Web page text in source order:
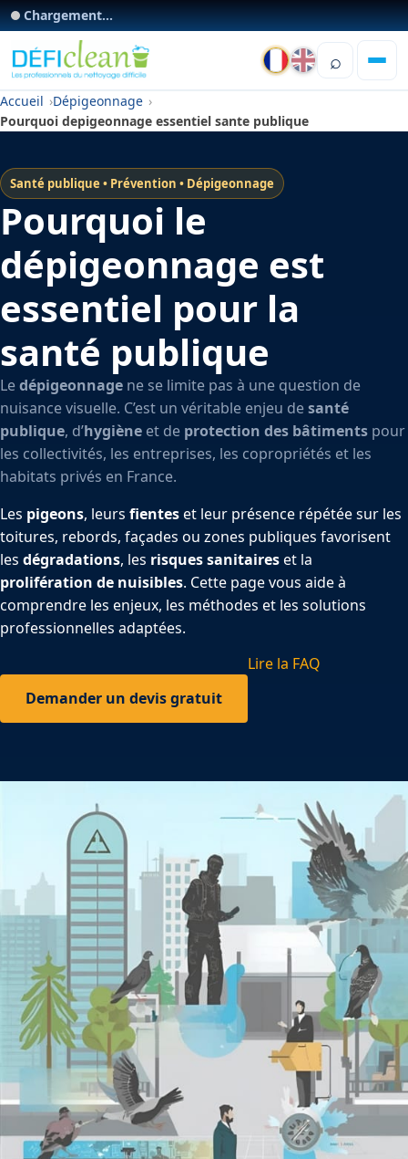
Chargement...
⌕
Accueil
Dépigeonnage
Pourquoi depigeonnage essentiel sante publique
Santé publique • Prévention • Dépigeonnage
Pourquoi le
dépigeonnage est
essentiel pour la
santé publique
Ledépigeonnage ne se limite pas à une question de
nuisance visuelle. C’est un véritable enjeu desanté
publique, d’hygiène et de protection des bâtiments pour
les collectivités, les entreprises, les copropriétés et les
habitats privés en France.
Les pigeons, leurs fienteset leur présence répétée sur les
toitures, rebords, façades ou zones publiques favorisent
les dégradations, les risques sanitaireset la
prolifération de nuisibles. Cette page vous aide à
comprendre les enjeux, les méthodes et les solutions
professionnelles adaptées.
Demander un devis gratuit
Lire la FAQ